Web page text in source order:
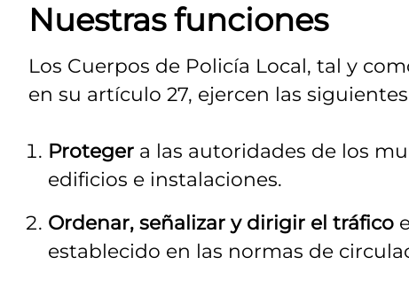
Nuestras funciones
Los Cuerpos de Policía Local, tal y
en su artículo 27, ejercen las
Proteger a las autoridades de los
edificios e instalaciones.
Ordenar, señalizar y dirigir el tráfico
establecido en las normas de